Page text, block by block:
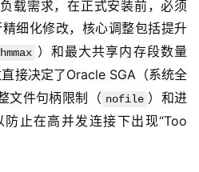
载需求，在正式安装前，必须
精细化修改，核心调整包括提升
）和最大共享内存段数量
接决定了Oracle SGA（系统全
文件句柄限制（ nofile ）和进
防止在高并发连接下出现“Too